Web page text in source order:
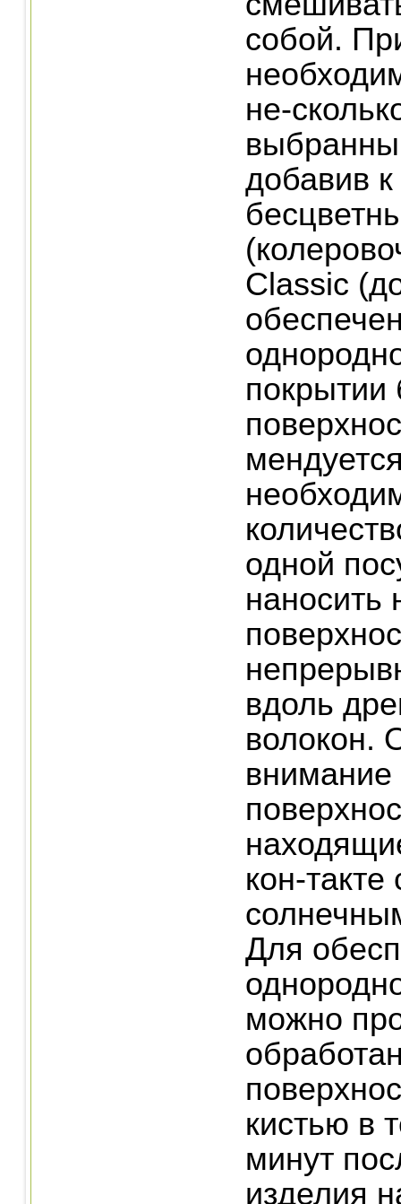
собой.
не-
добавив
Classic
одной
наносить
вдоль
волокон.
внимание
кон-
Для
можно
кистью в
минут
изделия